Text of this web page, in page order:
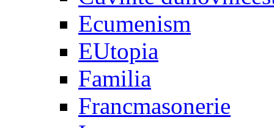
Ecumenism
EUtopia
Familia
Francmasonerie